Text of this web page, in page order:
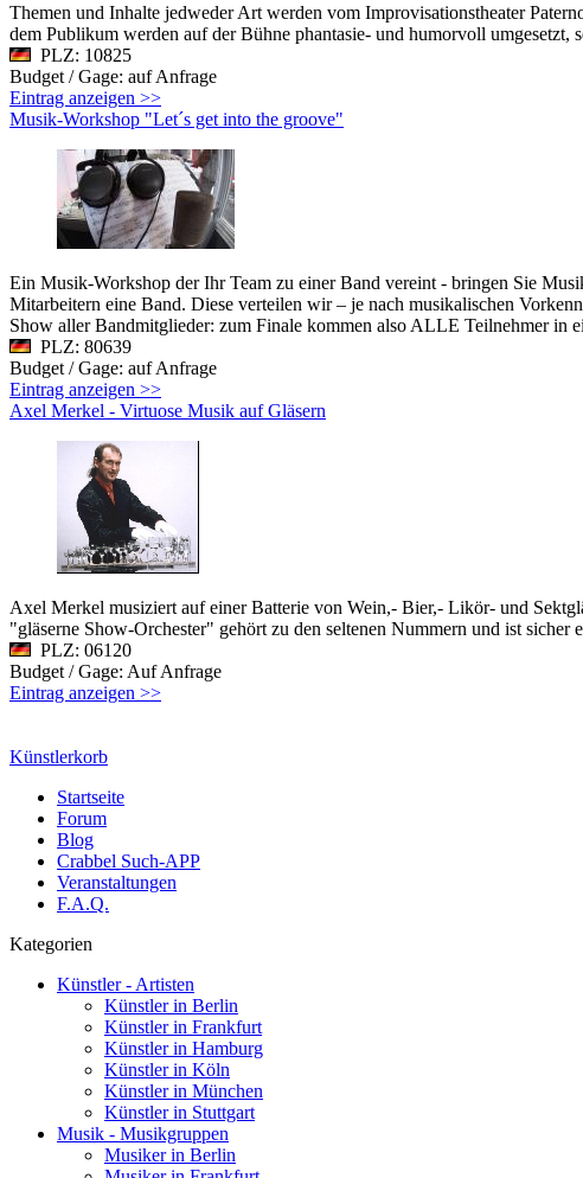
Themen und Inhalte jedweder Art werden vom Improvisationstheater
dem Publikum werden auf der Bühne phantasie- und humorvoll umgesetzt,
PLZ: 10825
Budget / Gage: auf Anfrage
Eintrag anzeigen >>
Musik-Workshop "Let´s get into the groove"
Ein Musik-Workshop der Ihr Team zu einer Band vereint - bringen Sie
Mitarbeitern eine Band. Diese verteilen wir – je nach musikalischen
Show aller Bandmitglieder: zum Finale kommen also ALLE Teilnehmer in
PLZ: 80639
Budget / Gage: auf Anfrage
Eintrag anzeigen >>
Axel Merkel - Virtuose Musik auf Gläsern
Axel Merkel musiziert auf einer Batterie von Wein,- Bier,- Likör- und
"gläserne Show-Orchester" gehört zu den seltenen Nummern und ist sicher
PLZ: 06120
Budget / Gage: Auf Anfrage
Eintrag anzeigen >>
Künstlerkorb
Startseite
Forum
Blog
Crabbel Such-APP
Veranstaltungen
F.A.Q.
Kategorien
Künstler - Artisten
Künstler in Berlin
Künstler in Frankfurt
Künstler in Hamburg
Künstler in Köln
Künstler in München
Künstler in Stuttgart
Musik - Musikgruppen
Musiker in Berlin